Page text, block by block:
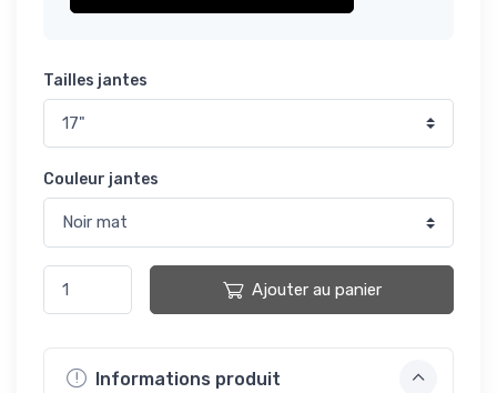
Tailles jantes
Couleur jantes
Ajouter au panier
Informations produit